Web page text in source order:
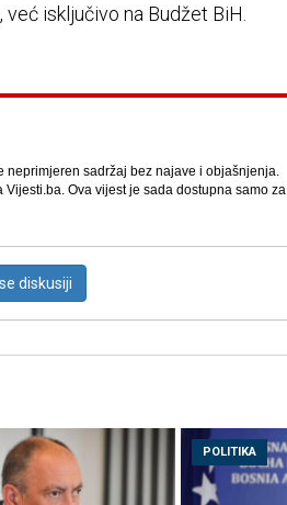
isključivo na Budžet BiH.
sadržaj bez najave i objašnjenja.
Ova vijest je sada dostupna samo za
diskusiji
POLITIKA